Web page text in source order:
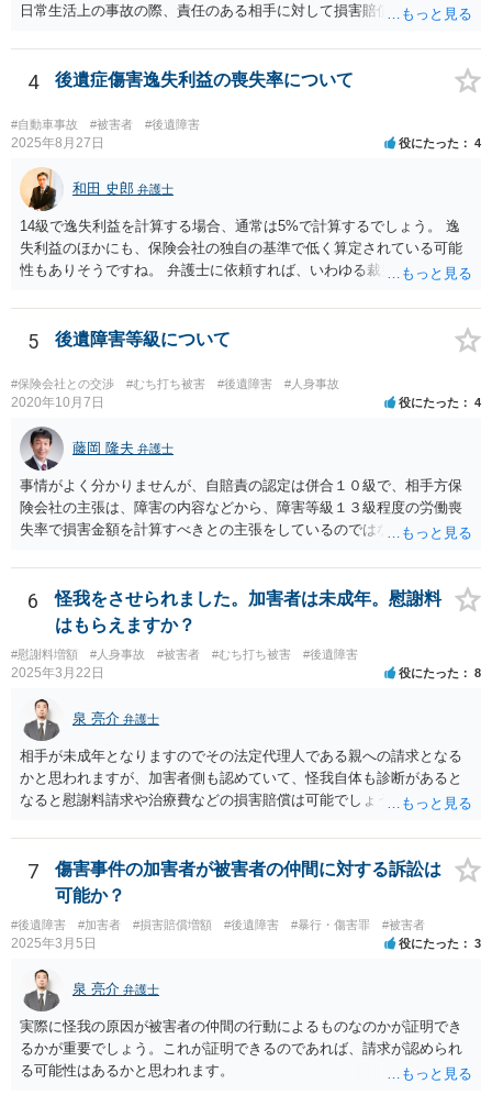
日常生活上の事故の際、責任のある相手に対して損害賠償請求する際
す（ご自宅の火災保険や自動車の任意保険等を確認してみて下さい。
加入したつもりがなくても、確認してみたら付いていたということが
4 後遺症傷害逸失利益の喪失率について
#自動車事故 #被害者 #後遺障害
2025年8月27日 役にたった 4
和田 史郎 弁護士
14級で逸失利益を計算する場合、通常は5%で計算するでしょう。 逸
失利益のほかにも、保険会社の独自の基準で低く算定されている可能
性もありそうですね。 弁護士に依頼すれば、いわゆる裁判基準程度の
5 後遺障害等級について
#保険会社との交渉 #むち打ち被害 #後遺障害 #人身事故
2020年10月7日 役にたった 4
藤岡 隆夫 弁護士
事情がよく分かりませんが、自賠責の認定は併合１０級で、相手方保
険会社の主張は、障害の内容などから、障害等級１３級程度の労働喪
失率で損害金額を計算すべきとの主張をしているのではないでしょう
ので、弁護士を交代しても状況は変わらないでしょう。今の弁護士と
十分に打ち合わせをすることが重要だと思います。
6
怪我をさせられました。加害者は未成年。慰謝料
はもらえますか？
#慰謝料増額 #人身事故 #被害者 #むち打ち被害 #後遺障害
2025年3月22日 役にたった 8
泉 亮介 弁護士
相手が未成年となりますのでその法定代理人である親への請求となる
かと思われますが、加害者側も認めていて、怪我自体も診断があると
なると慰謝料請求や治療費などの損害賠償は可能でしょう。 整骨院へ
い場合が多いです。 また、保険会社から提案される金額は低めに出さ
れることも多いため、その交渉のために弁護士を入れるということも
考えられるかと思われます。
7
傷害事件の加害者が被害者の仲間に対する訴訟は
可能か？
#後遺障害 #加害者 #損害賠償増額 #後遺障害 #暴行・傷害罪 #被害者
2025年3月5日 役にたった 3
泉 亮介 弁護士
実際に怪我の原因が被害者の仲間の行動によるものなのかが証明でき
るかが重要でしょう。これが証明できるのであれば、請求が認められ
る可能性はあるかと思われます。